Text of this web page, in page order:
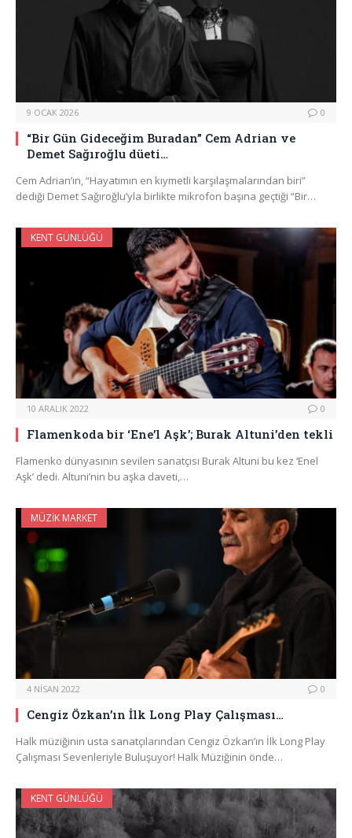
9 OCAK 2026 0
“Bir Gün Gideceğim Buradan” Cem Adrian ve
Demet Sağıroğlu düeti…
Cem Adrian’ın, “Hayatımın en kıymetli karşılaşmalarından biri”
dediği Demet Sağıroğlu’yla birlikte mikrofon başına geçtiği “Bir…
KENT GÜNLÜĞÜ
10 ARALIK 2022 0
Flamenkoda bir ‘Ene’l Aşk’; Burak Altuni’den tekli
Flamenko dünyasının sevilen sanatçısı Burak Altuni bu kez ‘Enel
Aşk’ dedi. Altuni’nin bu aşka daveti,…
MÜZIK MARKET
4 NISAN 2022 0
Cengiz Özkan’ın İlk Long Play Çalışması…
Halk müziğinin usta sanatçılarından Cengiz Özkan’ın İlk Long Play
Çalışması Sevenleriyle Buluşuyor! Halk Müziğinin önde…
KENT GÜNLÜĞÜ